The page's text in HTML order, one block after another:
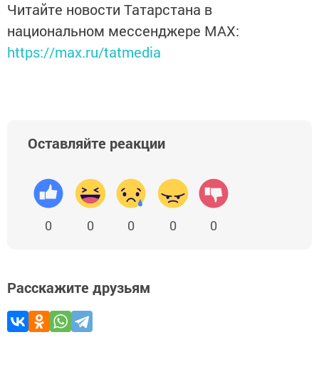
Читайте новости Татарстана в
национальном мессенджере MАХ:
https://max.ru/tatmedia
Оставляйте реакции
0 0 0 0 0
Расскажите друзьям